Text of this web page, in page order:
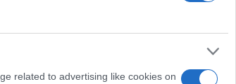
related to advertising like cookies on
di